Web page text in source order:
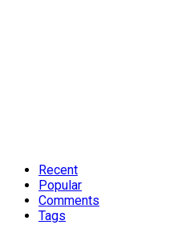
Recent
Popular
Comments
Tags